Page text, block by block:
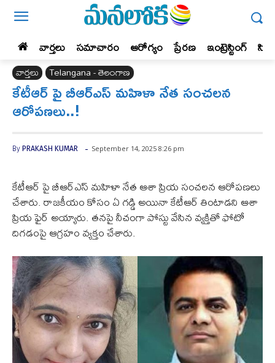
వార్తలు సమాచారం ఆరోగ్యం ప్రేర‌ణ‌ ఇంట్రెస్టింగ్‌
వార్తలు Telangana - తెలంగాణ
కేటీఆర్ పై బీఆర్ఎస్ మహిళా నేత సంచలన
ఆరోపణలు..!
By PRAKASH KUMAR - September 14, 2025 8:26 pm
కేటీఆర్ పై బీఆర్ఎస్ మహిళా నేత ఆశా ప్రియ సంచలన ఆరోపణలు
చేశారు. రాజకీయం కోసం ఏ గడ్డి అయినా కేటీఆర్ తింటాడని ఆశా
ప్రియ ఫైర్ అయ్యారు. తనపై నీచంగా పోస్టు వేసిన వ్యక్తితో ఫోటో
దిగడంపై ఆగ్రహం వ్య‌క్తం చేశారు.